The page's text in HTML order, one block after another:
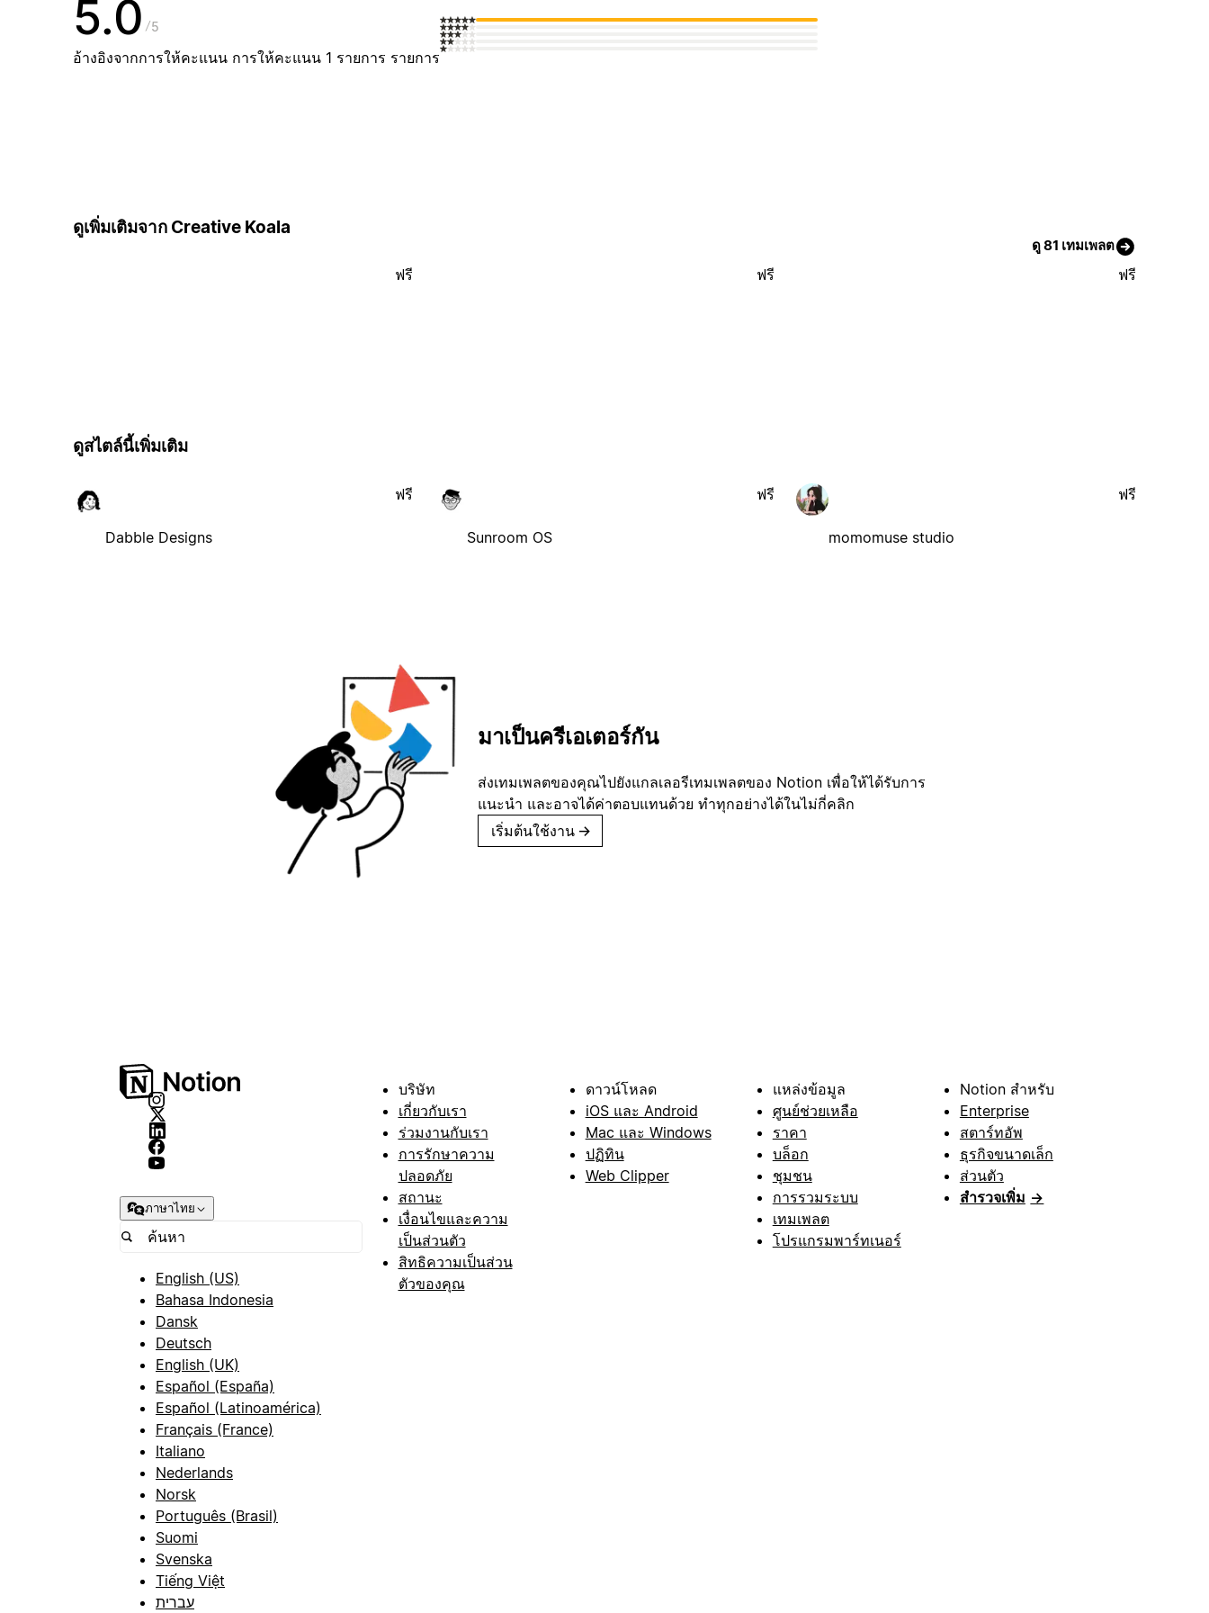
5.0 5
อ้างอิงจากการให้คะแนน การให้คะแนน 1 รายการ รายการ
ดูเพิ่มเติมจาก Creative Koala
ดู 81 เทมเพลต
ฟรี ฟรี ฟรี
ดูสไตล์นี้เพิ่มเติม
Dabble Designs
ฟรี
Sunroom OS
ฟรี
momomuse studio
ฟรี
มาเป็นครีเอเตอร์กัน
ส่งเทมเพลตของคุณไปยังแกลเลอรีเทมเพลตของ Notion เพื่อให้ได้รับการ
แนะนำ และอาจได้ค่าตอบแทนด้วย ทำทุกอย่างได้ในไม่กี่คลิก
เริ่มต้นใช้งาน →
ภาษาไทย
English (US)
Bahasa Indonesia
Dansk
Deutsch
English (UK)
Español (España)
Español (Latinoamérica)
Français (France)
Italiano
Nederlands
Norsk
Português (Brasil)
Suomi
Svenska
Tiếng Việt
עברית
บริษัท
เกี่ยวกับเรา
ร่วมงานกับเรา
การรักษาความ
ปลอดภัย
สถานะ
เงื่อนไขและความ
เป็นส่วนตัว
สิทธิความเป็นส่วน
ตัวของคุณ
ดาวน์โหลด
iOS และ Android
Mac และ Windows
ปฏิทิน
Web Clipper
แหล่งข้อมูล
ศูนย์ช่วยเหลือ
ราคา
บล็อก
ชุมชน
การรวมระบบ
เทมเพลต
โปรแกรมพาร์ทเนอร์
Notion สำหรับ
Enterprise
สตาร์ทอัพ
ธุรกิจขนาดเล็ก
ส่วนตัว
สำรวจเพิ่ม →